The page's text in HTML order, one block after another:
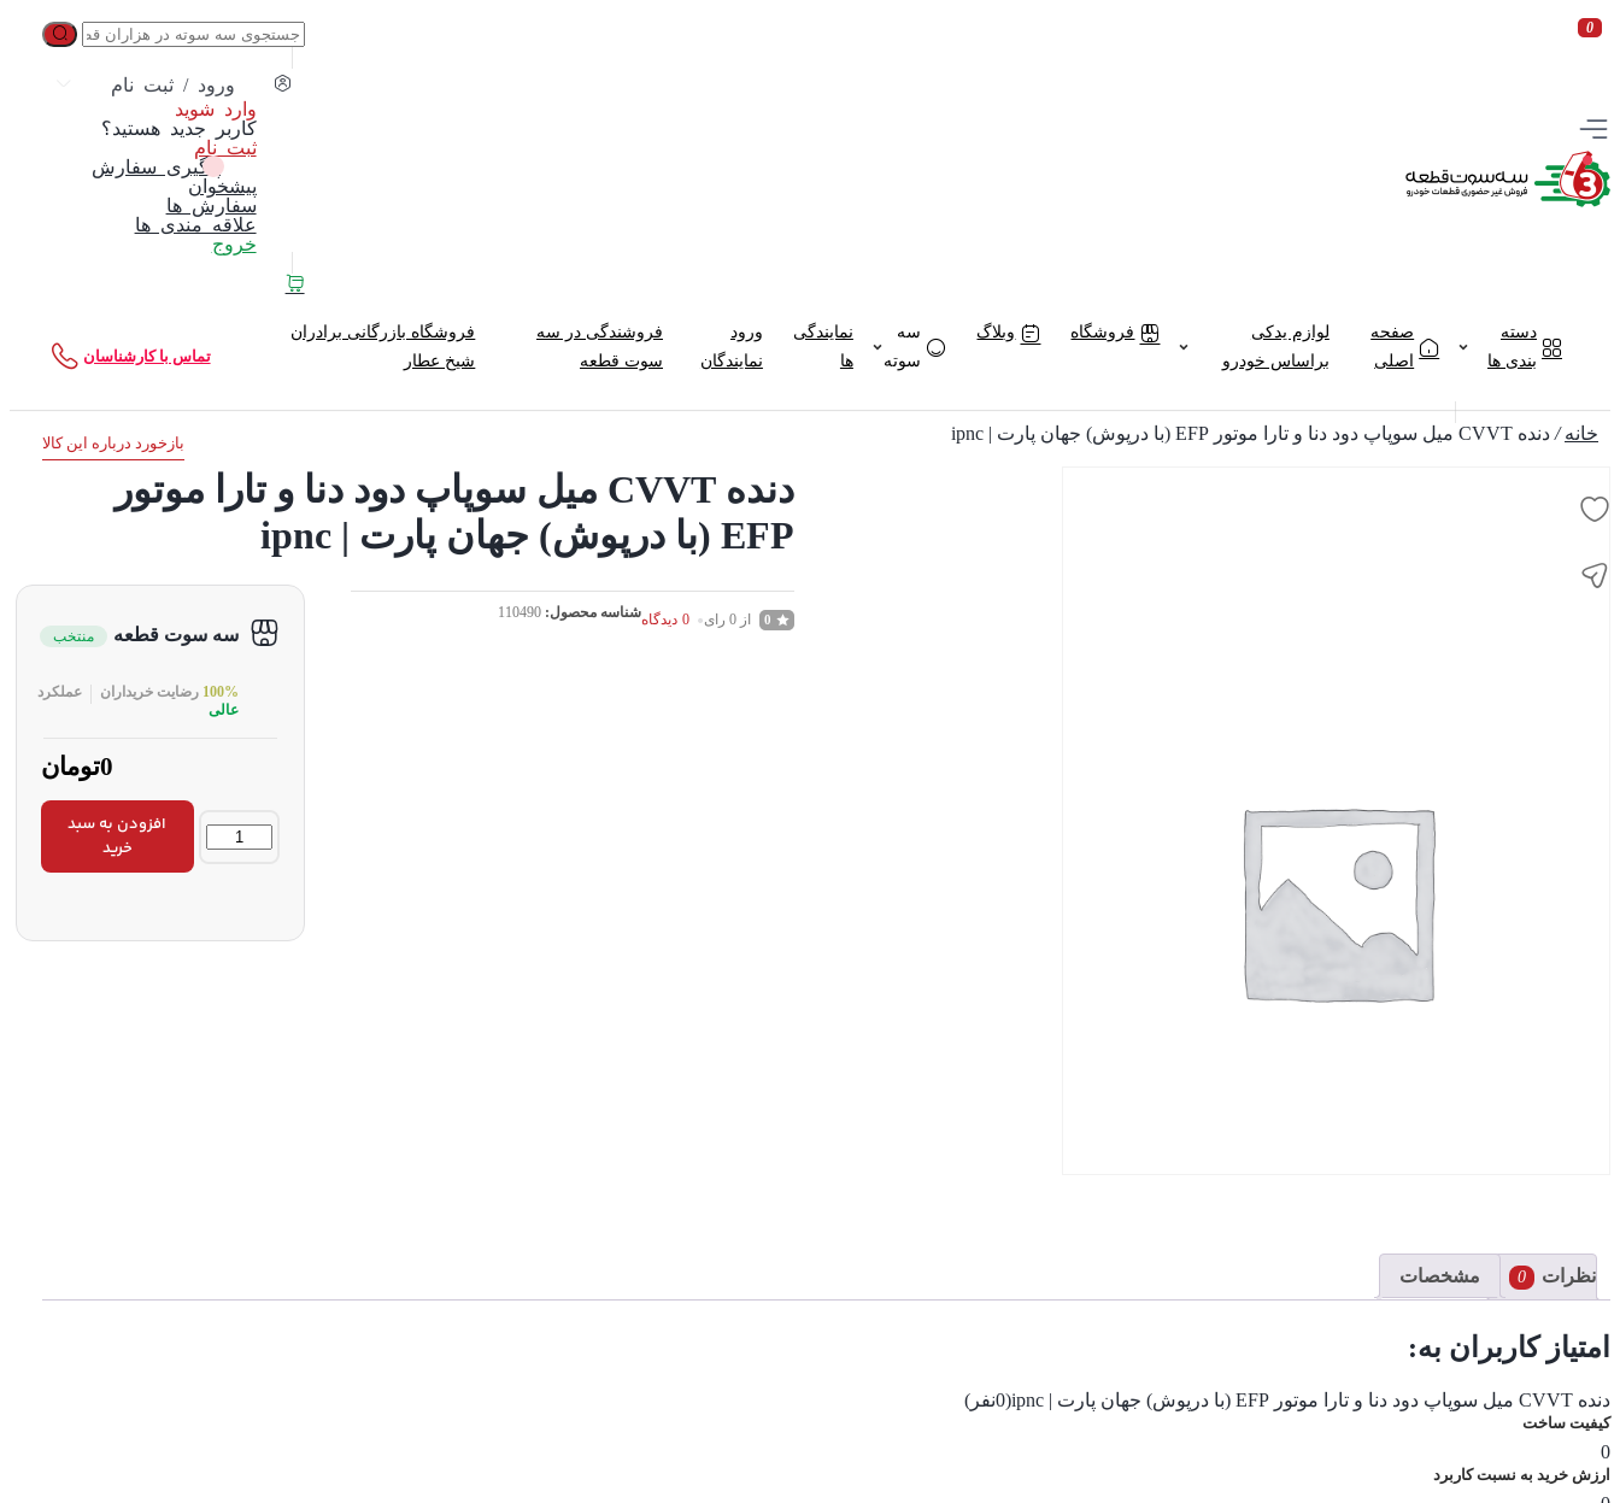
ورود / ثبت نام
وارد شوید
کاربر جدید هستید؟
ثبت نام
پیشخوان
سفارش ها
علاقه مندی ها
پیگیری سفارش
خروج
0
دسته
بندی ها
صفحه
اصلی
لوازم یدکی
براساس خودرو
فروشگاه وبلاگ
سه
سوته
نمایندگی
ها
ورود
نمایندگان
فروشندگی در سه
سوت قطعه
فروشگاه بازرگانی برادران
شیخ عطار
تماس با کارشناسان
بازخورد درباره این کالا خانه/ دنده CVVT میل سوپاپ دود دنا و تارا موتور EFP (با درپوش) جهان پارت | ipnc
دنده CVVT میل سوپاپ دود دنا و تارا موتور
EFP (با درپوش) جهان پارت | ipnc
0 از 0 رای 0 دیدگاهشناسه محصول: 110490
سه سوت قطعه منتخب
100% رضایت خریداران
عملکرد
عالی
0تومان
افزودن به سبد
خرید
نظرات 0 مشخصات
امتیاز کاربران به:
دنده CVVT میل سوپاپ دود دنا و تارا موتور EFP (با درپوش) جهان پارت | ipnc (0نفر)
کیفیت ساخت
0
ارزش خرید به نسبت کاربرد